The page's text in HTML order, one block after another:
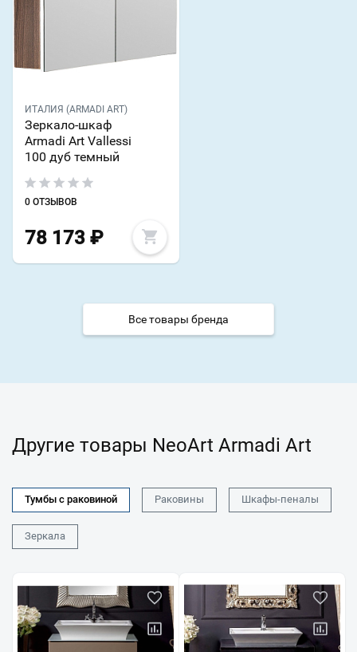
ИТАЛИЯ (ARMADI ART)
Зеркало-шкаф
Armadi Art Vallessi
100 дуб темный
0 ОТЗЫВОВ
78 173 ₽
Все товары бренда
Другие товары NeoArt Armadi Art
Тумбы с раковиной Раковины Шкафы-пеналы
Зеркала